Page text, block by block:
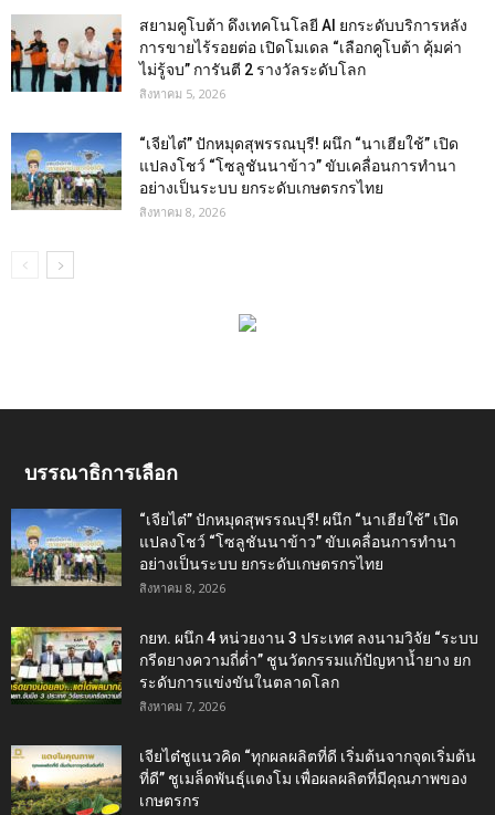
สยามคูโบต้า ดึงเทคโนโลยี AI ยกระดับบริการหลัง
การขายไร้รอยต่อ เปิดโมเดล “เลือกคูโบต้า คุ้มค่า
ไม่รู้จบ” การันตี 2 รางวัลระดับโลก
สิงหาคม 5, 2026
“เจียไต๋” ปักหมุดสุพรรณบุรี! ผนึก “นาเฮียใช้” เปิด
แปลงโชว์ “โซลูชันนาข้าว” ขับเคลื่อนการทำนา
อย่างเป็นระบบ ยกระดับเกษตรกรไทย
สิงหาคม 8, 2026
บรรณาธิการเลือก
“เจียไต๋” ปักหมุดสุพรรณบุรี! ผนึก “นาเฮียใช้” เปิด
แปลงโชว์ “โซลูชันนาข้าว” ขับเคลื่อนการทำนา
อย่างเป็นระบบ ยกระดับเกษตรกรไทย
สิงหาคม 8, 2026
กยท. ผนึก 4 หน่วยงาน 3 ประเทศ ลงนามวิจัย “ระบบ
กรีดยางความถี่ต่ำ” ชูนวัตกรรมแก้ปัญหาน้ำยาง ยก
ระดับการแข่งขันในตลาดโลก
สิงหาคม 7, 2026
เจียไต๋ชูแนวคิด “ทุกผลผลิตที่ดี เริ่มต้นจากจุดเริ่มต้น
ที่ดี” ชูเมล็ดพันธุ์แตงโม เพื่อผลผลิตที่มีคุณภาพของ
เกษตรกร